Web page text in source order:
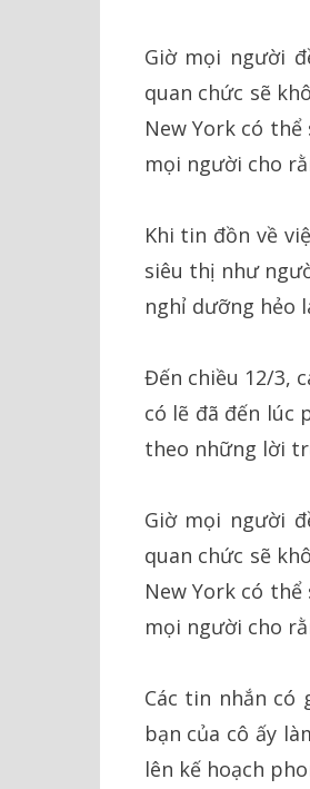
Giờ mọi người
quan chức sẽ
New York có
mọi người cho
Khi tin đồn về
siêu thị như
nghỉ dưỡng hẻo
Đến chiều 12/3,
có lẽ đã đến lúc
theo những lời
Giờ mọi người
quan chức sẽ
New York có
mọi người cho
Các tin nhắn có
bạn của cô ấy
lên kế hoạch